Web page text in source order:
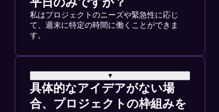
私はプロジェクトのニーズや緊急性に応じ
て、週末に特定の時間に働くことができま
す。
▼
具体的なアイデアがない場
合、プロジェクトの枠組みを